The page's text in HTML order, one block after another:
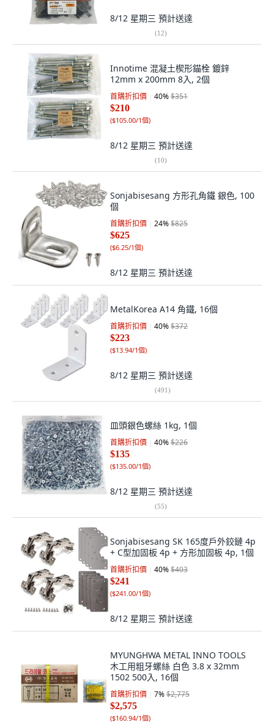
8/12 星期三 預計送達
(12)
Innotime 混凝土楔形錨栓 鍍鋅
12mm x 200mm 8入, 2個
首購折扣價 40%$351
$210
($105.00/1個)
8/12 星期三 預計送達
(10)
Sonjabisesang 方形孔角鐵 銀色, 100
個
首購折扣價 24%$825
$625
($6.25/1個)
8/12 星期三 預計送達
MetalKorea A14 角鐵, 16個
首購折扣價 40%$372
$223
($13.94/1個)
8/12 星期三 預計送達
(491)
皿頭銀色螺絲 1kg, 1個
首購折扣價 40%$226
$135
($135.00/1個)
8/12 星期三 預計送達
(55)
Sonjabisesang SK 165度戶外鉸鏈 4p
+ C型加固板 4p + 方形加固板 4p, 1個
首購折扣價 40%$403
$241
($241.00/1個)
8/12 星期三 預計送達
MYUNGHWA METAL INNO TOOLS
木工用粗牙螺絲 白色 3.8 x 32mm
1502 500入, 16個
首購折扣價 7%$2,775
$2,575
($160.94/1個)